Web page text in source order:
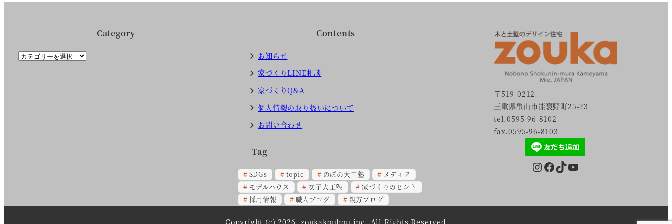
ジ
送
Category
C
Contents
お知らせ
家づくりLINE相談
家づくりQ&A
個人情報の取り扱いについて
お問い合わせ
Tag
SDGs topic のぼの大工塾
メディア
モデルハウス
女子大工塾
家づくりのヒント
採用情報
職人ブログ 親方ブログ
〒519-0212
三重県亀山市能褒野町25-23
tel.0595-96-8102
fax.0595-96-8103
InstagramFacebook TikTok YouTube
Copyright (c) 2026, zoukakoubou inc, All Rights Reserved